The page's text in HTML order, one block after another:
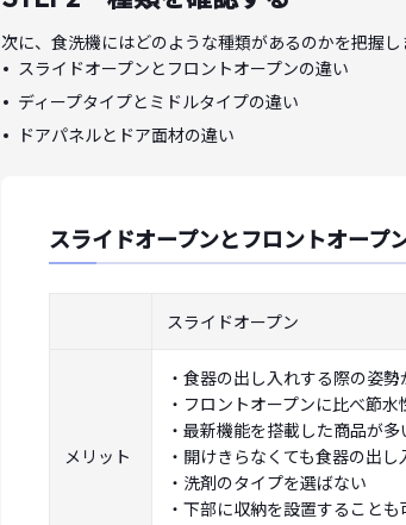
次に、食洗機にはどのような種類があるのかを把握
スライドオープンとフロントオープンの違い
ディープタイプとミドルタイプの違い
ドアパネルとドア面材の違い
スライドオープンとフロントオープ
スライドオープン
メリット
・食器の出し入れする際の姿勢
・フロントオープンに比べ節水
・最新機能を搭載した商品が多
・開けきらなくても食器の出し
・洗剤のタイプを選ばない
・下部に収納を設置することも